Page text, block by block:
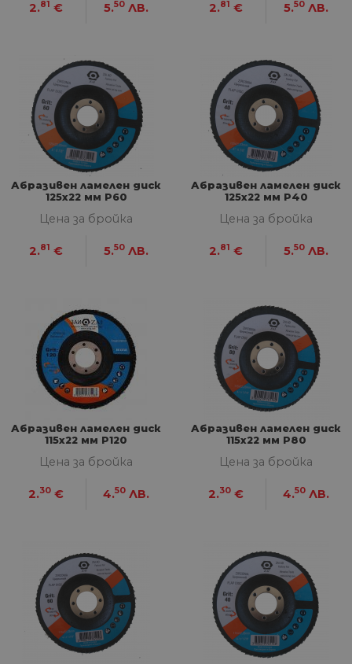
2.81 € 5.50 ЛВ. 2.81 € 5.50 ЛВ.
Абразивен ламелен диск
125х22 мм P60
Цена за бройка
2.81 € 5.50 ЛВ.
Абразивен ламелен диск
125х22 мм P40
Цена за бройка
2.81 € 5.50 ЛВ.
Абразивен ламелен диск
115х22 мм P120
Цена за бройка
2.30 € 4.50 ЛВ.
Абразивен ламелен диск
115х22 мм P80
Цена за бройка
2.30 € 4.50 ЛВ.